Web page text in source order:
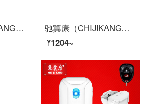
驰冀康（CHIJIKANG）CJ3.5 手机防盗器展示架 华为手机充电防盗报警器展架 苹果手机防盗报警支架
驰冀康（CHIJIKANG）C31 家用智能摄像机 网络wifi监控摄像头 高清夜视 双向通话 配16G内存卡
¥1204~